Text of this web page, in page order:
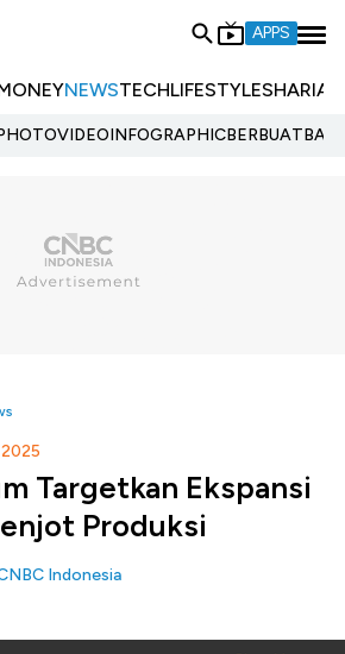
APPS
NEWSTECHLIFESTYLESHARIA
VIDEOINFOGRAPHIC
Targetkan Ekspansi
Produksi
Indonesia